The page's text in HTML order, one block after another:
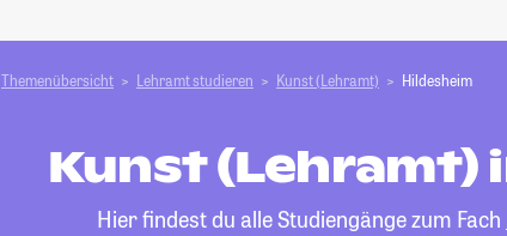
Themenübersicht Lehramt studieren Kunst (Lehramt) Hildesheim
Kunst (Lehramt)
Hier findest du alle Studiengänge zum Fach